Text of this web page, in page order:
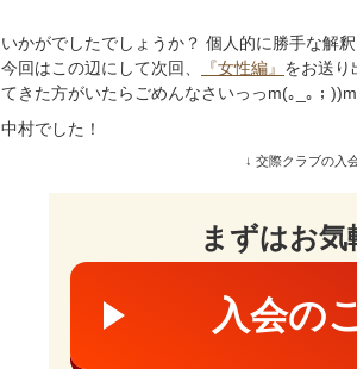
いかがでしたでしょうか？ 個人的に勝手な解
今回はこの辺にして次回、
『女性編』 をお送り
てきた方がいたらごめんなさいっっm(｡_｡；
中村でした！
↓ 交際クラブの入
まずはお
入会の